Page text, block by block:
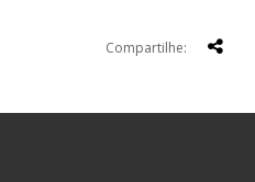
Compartilhe: